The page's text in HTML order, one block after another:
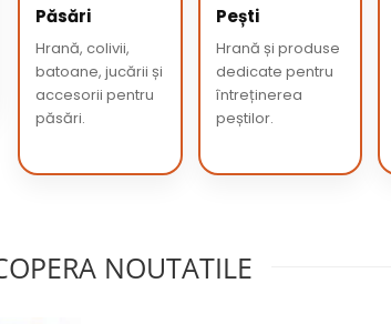
Păsări
Hrană, colivii,
batoane, jucării și
accesorii pentru
păsări.
Pești
Hrană și produse
dedicate pentru
întreținerea
peștilor.
NOUTATILE